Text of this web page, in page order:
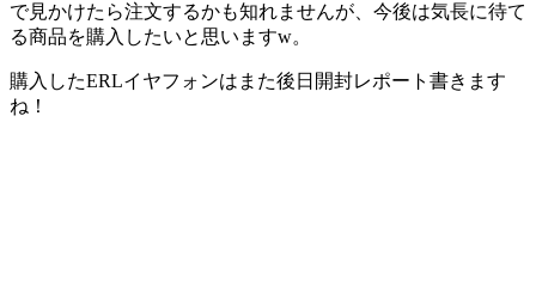
で見かけたら注文するかも知れませんが、今後は気長に待て
る商品を購入したいと思いますw。
購入したERLイヤフォンはまた後日開封レポート書きます
ね！